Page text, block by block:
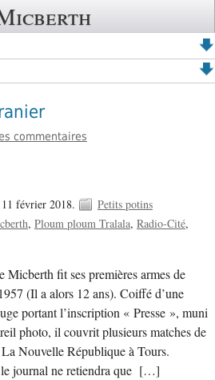
commentaires
février 2018.
Petits potins
Ploum ploum Tralala Radio-Cité
Micberth fit ses premières armes de
(Il a alors 12 ans). Coiffé d’une
portant l’inscription « Presse », muni
photo, il couvrit plusieurs matches de
Nouvelle République à Tours.
le journal ne retiendra que […]